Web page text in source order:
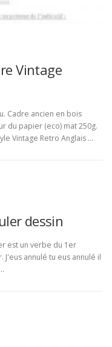
Vintage
Cadre ancien en bois
du papier (eco) mat 250g.
Vintage Retro Anglais …
dessin
est un verbe du 1er
annulé tu eus annulé il